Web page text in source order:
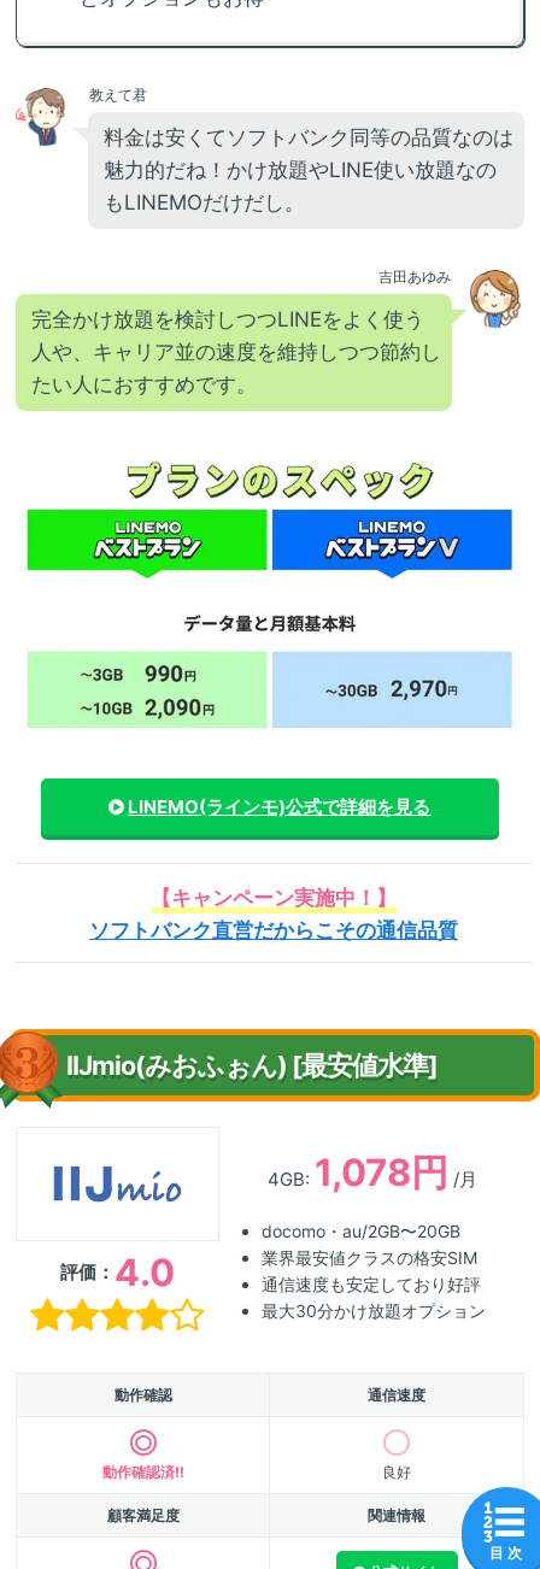
教えて君
料金は安くてソフトバンク同等の品質なのは
魅力的だね！かけ放題やLINE使い放題なの
もLINEMOだけだし。
吉田あゆみ
完全かけ放題を検討しつつLINEをよく使う
人や、キャリア並の速度を維持しつつ節約し
たい人におすすめです。
LINEMO(ラインモ)公式で詳細を見る
【キャンペーン実施中！】
ソフトバンク直営だからこその通信品質
IIJmio(みおふぉん) [最安値水準]
評価： 4.0
4GB: 1,078円 /月
docomo・au/2GB〜20GB
業界最安値クラスの格安SIM
通信速度も安定しており好評
最大30分かけ放題オプション
動作確認 通信速度
動作確認済!! 良好
顧客満足度 関連情報
目 次